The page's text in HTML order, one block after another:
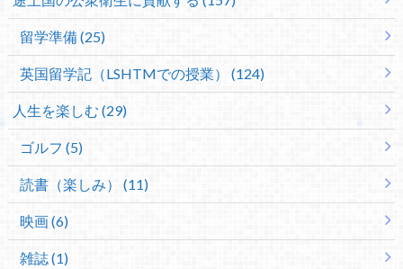
留学準備 (25)
英国留学記（LSHTMでの授業） (124)
人生を楽しむ (29)
ゴルフ (5)
読書（楽しみ） (11)
映画 (6)
雑誌 (1)